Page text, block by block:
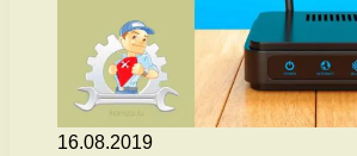
16.08.2019